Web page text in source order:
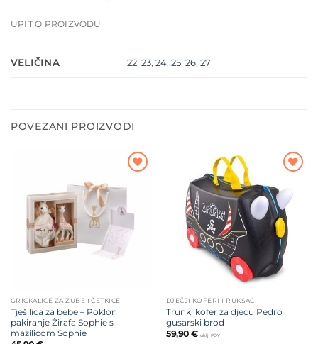
UPIT O PROIZVODU
VELIČINA 22,23,24,25,26,27
POVEZANI PROIZVODI
na listu
GRICKALICE ZA ZUBE I ČETKICE
Tješilica za bebe – Poklon
pakiranje Žirafa Sophie s
mazilicom Sophie
na listu
želja
DJEČJI KOFERI I RUKSACI
Trunki kofer za djecu Pedro
gusarski brod
59,90 € uklj. PDV